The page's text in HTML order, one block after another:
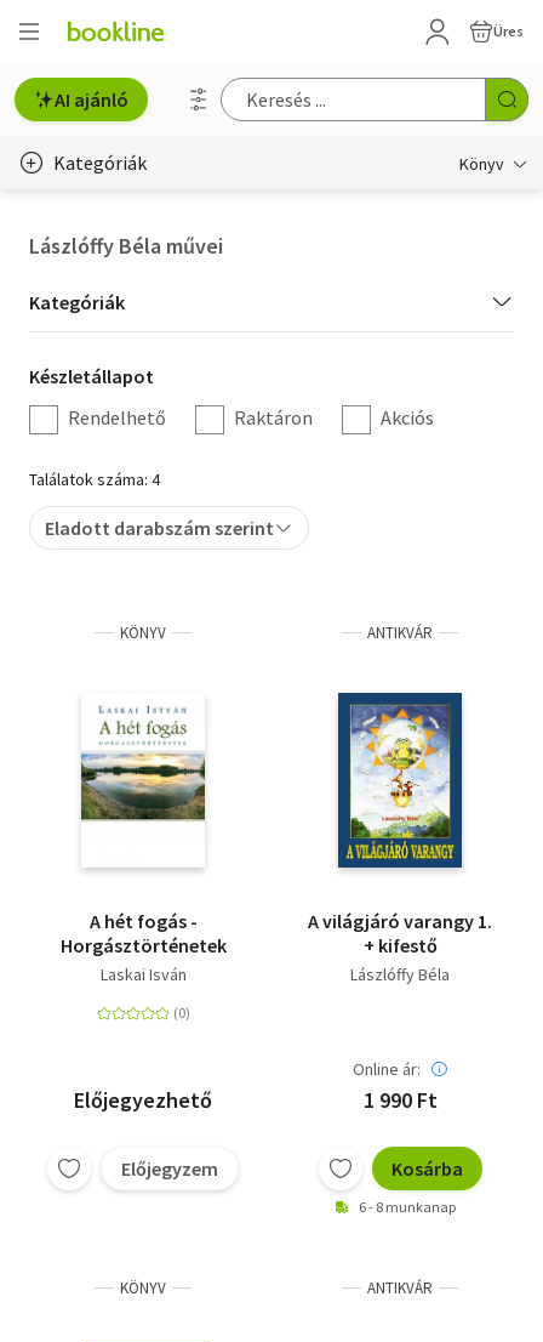
Üres
AI ajánló
Kategóriák Könyv
Hobbi, szabadidő
Irodalom
Művészet
Szakkönyv
Tankönyv, segédkönyv
Természettudomány
Történelem
Lászlóffy Béla művei
Kategória
szűrés
Kategóriák
Készletállapot
szűrés
Készletállapot
Rendelhető
Raktáron Akciós
Találatok száma: 4
Eladott darabszám szerint
KÖNYV
A hét fogás -
Horgásztörténetek
Laskai Isván
Előjegyezhető
Előjegyzem
ANTIKVÁR
A világjáró varangy 1.
+ kifestő
Lászlóffy Béla
Online ár:
1 990 Ft
Kosárba
6 - 8 munkanap
KÖNYV ANTIKVÁR